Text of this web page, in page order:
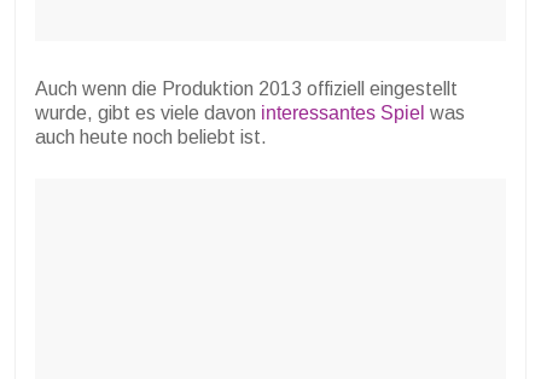
Auch wenn die Produktion 2013 offiziell eingestellt
wurde, gibt es viele davon interessantes Spiel was
auch heute noch beliebt ist.